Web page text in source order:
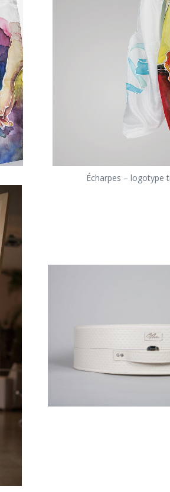
Écharpes – logotype